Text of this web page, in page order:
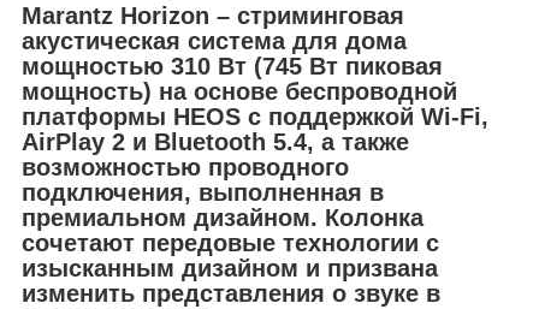
Marantz Horizon – стриминговая
акустическая система для дома
мощностью 310 Вт (745 Вт пиковая
мощность) на основе беспроводной
платформы HEOS с поддержкой Wi-Fi,
AirPlay 2 и Bluetooth 5.4, а также
возможностью проводного
подключения, выполненная в
премиальном дизайном. Колонка
сочетают передовые технологии с
изысканным дизайном и призвана
изменить представления о звуке в